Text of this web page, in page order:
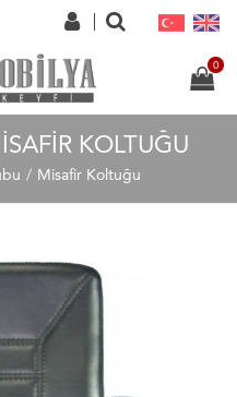
KOLTUĞU
Misafir Koltuğu